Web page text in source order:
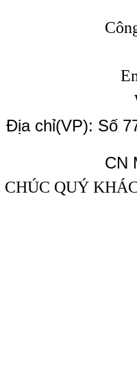
Công
Địa chỉ(VP): Số
CN
CHÚC QUÝ